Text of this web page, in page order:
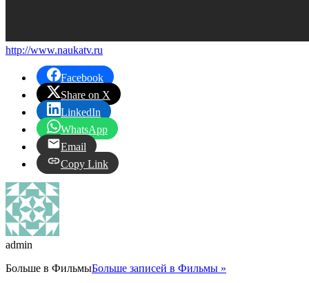
http://www.naukatv.ru
Facebook
Share on X
LinkedIn
WhatsApp
Email
Copy Link
admin
Больше в ФильмыБольше записей в Фильмы »